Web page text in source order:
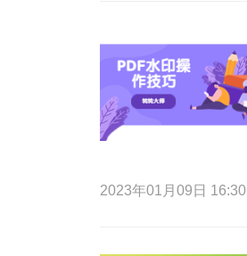
2023年01月09日 16:30